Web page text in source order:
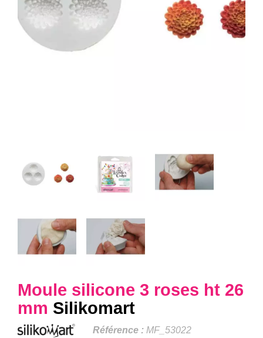
Moule silicone 3 roses ht 26
mm Silikomart
Référence : MF_53022